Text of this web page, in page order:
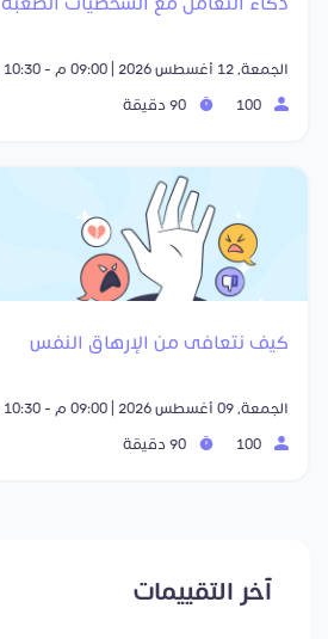
الجمعة, 12 أغسطس 2026 | 09:00 م - 10:30 م
كيف نتعافى من الإرهاق النفس
الجمعة, 09 أغسطس 2026 | 09:00 م - 10:30 م
آخر التقييمات